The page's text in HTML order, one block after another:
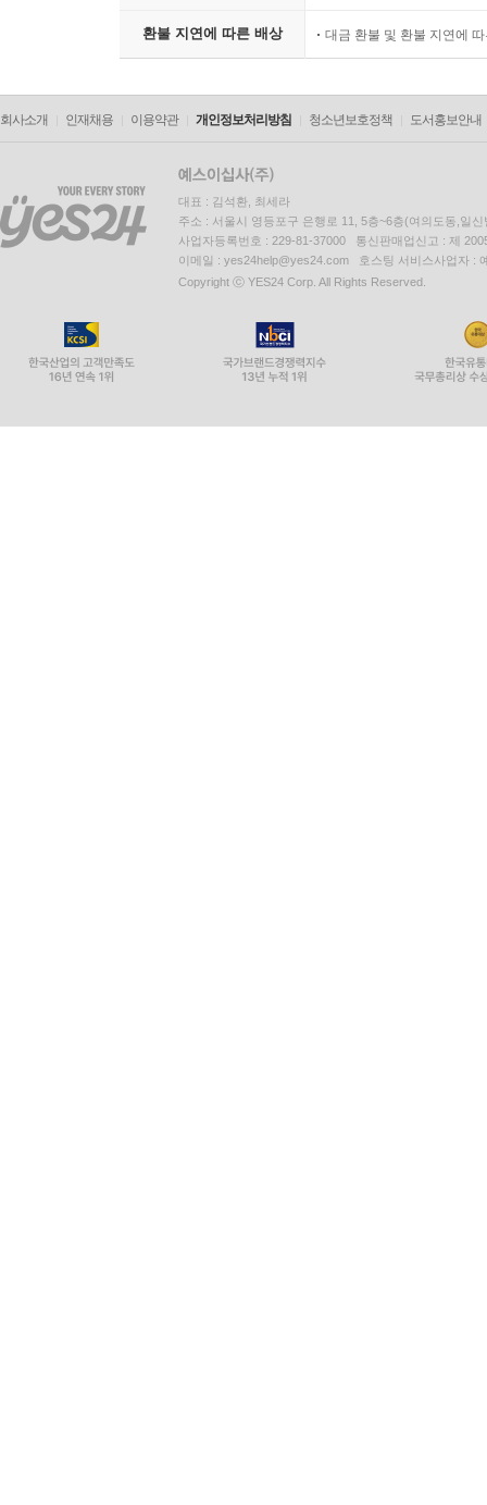
환불 지연에 따른 배상 대금 환불 및 환불 지연에
회사소개 인재채용 이용약관 개인정보처리방침 청소년보호정책 도서홍보안내
대표 : 김석환, 최세라
주소 : 서울시 영등포구 은행로 11, 5층~6층(여의도동,일신
사업자등록번호 : 229-81-37000 통신판매업신고 : 제
이메일 : yes24help@yes24.com 호스팅 서비스사업자 :
Copyright ⓒ YES24 Corp. All Rights Reserved.